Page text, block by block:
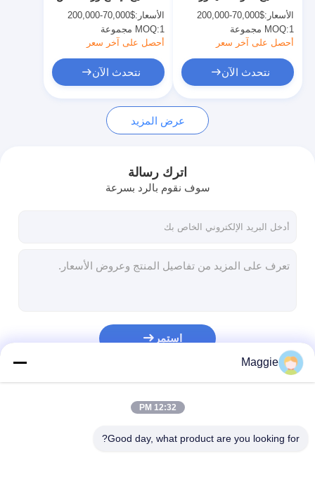
مراقبة الجودة
اتصل بنا
آلة الترقق بالبثق
بلاستيكيّ ترقيق آلة
قهوة
الأسعار:$70,000-200,000
MOQ:1 مجموعة
أحصل على آخر سعر
نتحدث الآن
الأسعار:$70,000-200,000
MOQ:1 مجموعة
أحصل على آخر سعر
نتحدث الآن
عرض المزيد
اترك رسالة
سوف نقوم بالرد بسرعة
استمر
Maggie
12:32 PM
Good day, what product are you looking for?